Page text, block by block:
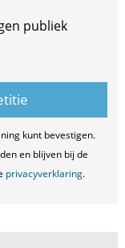
publiek
kunt bevestigen.
en blijven bij de
privacyverklaring.